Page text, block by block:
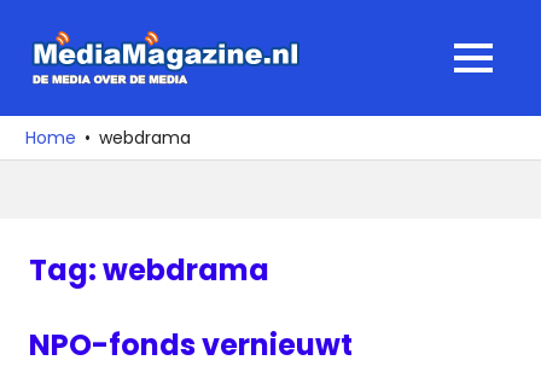
naar
media
over
MENU
Home webdrama
Tag:webdrama
NPO-fonds vernieuwt